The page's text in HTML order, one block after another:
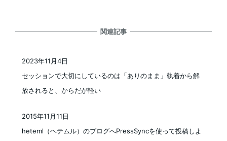
関連記事
セッションで大切にしているのは「ありのまま」執着から解
放されると、からだが軽い
2023年11月4日
heteml（ヘテムル）のブログへPressSyncを使って投稿しよ
2015年11月11日